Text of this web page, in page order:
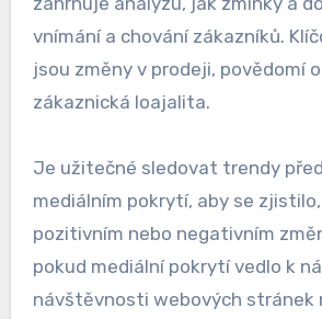
vnímání a chování zákazníků.
jsou změny v prodeji, povědomí
zákaznická loajalita.
Je užitečné sledovat trendy
mediálním pokrytí, aby se
pozitivním nebo negativním
pokud mediální pokrytí vedlo k
návštěvnosti webových stránek